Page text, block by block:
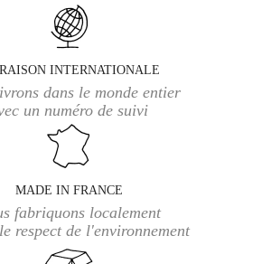
INTERNATIONALE
dans le monde entier
un numéro de suivi
MADE IN FRANCE
fabriquons localement
respect de l'environnement